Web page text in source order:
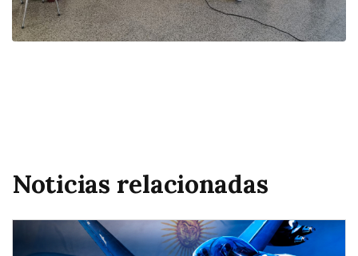
Noticias relacionadas